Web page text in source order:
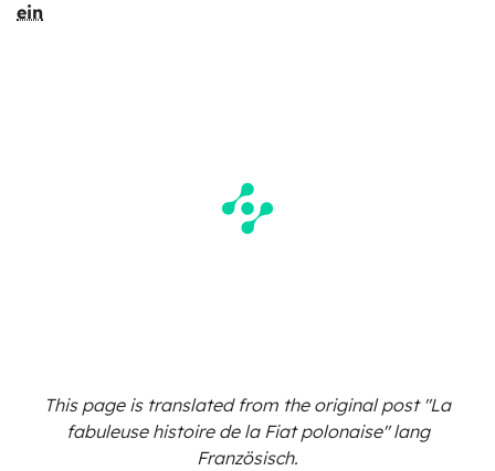
ein
This page is translated from the originalpost "La
fabuleuse histoire de la Fiat polonaise"lang
Französisch.